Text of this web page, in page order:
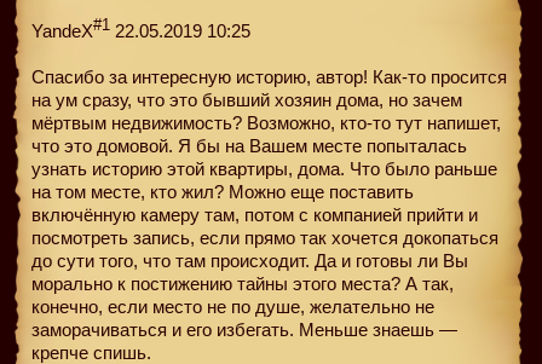
YandeX#1 22.05.2019 10:25
Спасибо за интересную историю, автор! Как-то просится
на ум сразу, что это бывший хозяин дома, но зачем
мёртвым недвижимость? Возможно, кто-то тут напишет,
что это домовой. Я бы на Вашем месте попыталась
узнать историю этой квартиры, дома. Что было раньше
на том месте, кто жил? Можно еще поставить
включённую камеру там, потом с компанией прийти и
посмотреть запись, если прямо так хочется докопаться
до сути того, что там происходит. Да и готовы ли Вы
морально к постижению тайны этого места? А так,
конечно, если место не по душе, желательно не
заморачиваться и его избегать. Меньше знаешь —
крепче спишь.